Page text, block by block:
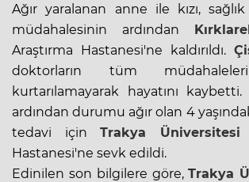
Ağır yaralanan anne ile kızı,
müdahalesinin ardından
Araştırma Hastanesi'ne kaldırıldı.
doktorların tüm
kurtarılamayarak hayatını
ardından durumu ağır olan 4
tedavi içinTrakya Üniversitesi
Hastanesi'ne sevk edildi.
Edinilen son bilgilere göre,Trakya